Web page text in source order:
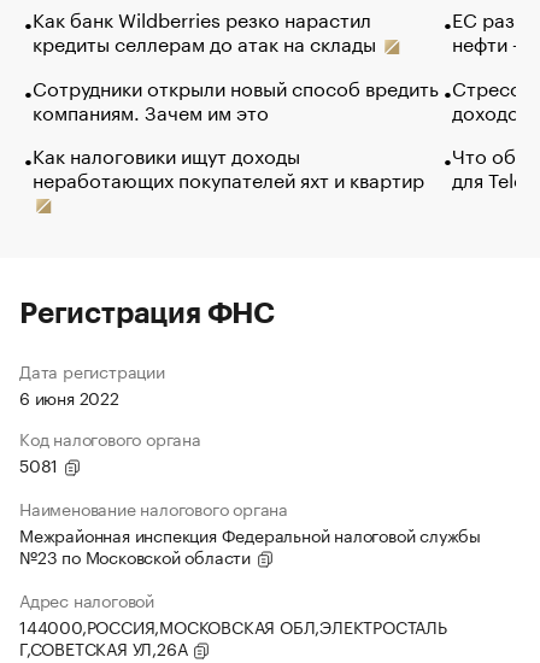
Как банк Wildberries резко нарастил
кредиты селлерам до атак на склады
Сотрудники открыли новый способ вредить
компаниям. Зачем им это
Как налоговики ищут доходы
неработающих покупателей яхт и квартир
ЕС
нефти —
Стресс
доходов
Что
для
Регистрация ФНС
Дата регистрации
6 июня 2022
Код налогового органа
5081
Наименование налогового органа
Межрайонная инспекция Федеральной налоговой службы
№23 по Московской области
Адрес налоговой
144000,РОССИЯ,МОСКОВСКАЯ ОБЛ,ЭЛЕКТРОСТАЛЬ
Г,СОВЕТСКАЯ УЛ,26А